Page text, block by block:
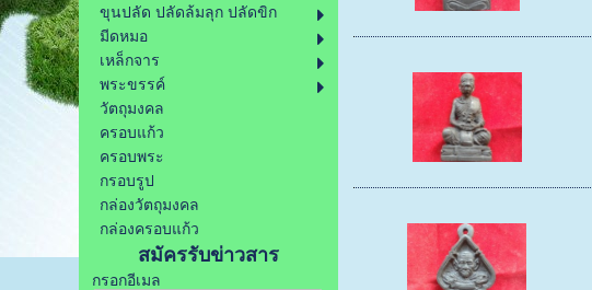
ขุนปลัด ปลัดล้มลุก ปลัดขิก
มีดหมอ
เหล็กจาร
พระขรรค์
วัตถุมงคล
ครอบแก้ว
ครอบพระ
กรอบรูป
กล่องวัตถุมงคล
กล่องครอบแก้ว
สมัครรับข่าวสาร
กรอกอีเมล